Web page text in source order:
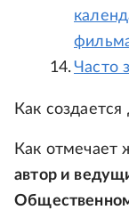
Часто
Как
Как отмечает
автор и